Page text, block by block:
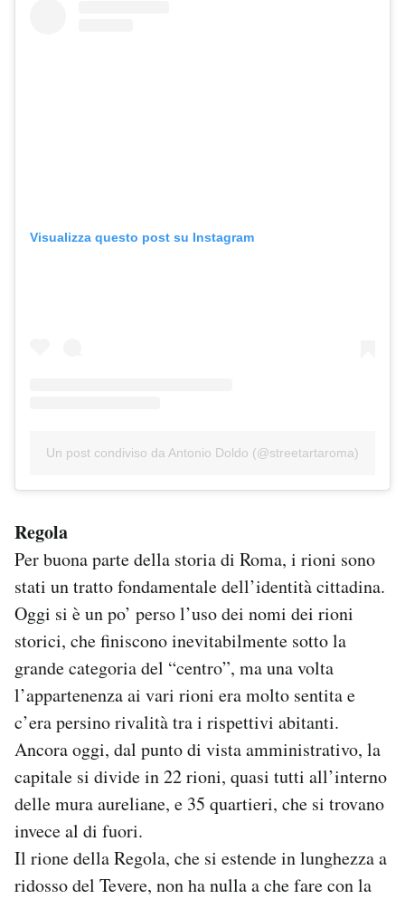
Visualizza questo post su Instagram
Un post condiviso da Antonio Doldo (@streetartaroma)
Regola
Per buona parte della storia di Roma, i rioni sono
stati un tratto fondamentale dell’identità cittadina.
Oggi si è un po’ perso l’uso dei nomi dei rioni
storici, che finiscono inevitabilmente sotto la
grande categoria del “centro”, ma una volta
l’appartenenza ai vari rioni era molto sentita e
c’era persino rivalità tra i rispettivi abitanti.
Ancora oggi, dal punto di vista amministrativo, la
capitale si divide in 22 rioni, quasi tutti all’interno
delle mura aureliane, e 35 quartieri, che si trovano
invece al di fuori.
Il rione della Regola, che si estende in lunghezza a
ridosso del Tevere, non ha nulla a che fare con la